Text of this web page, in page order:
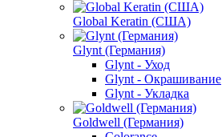
Global Keratin (США)
Glynt (Германия)
Glynt - Уход
Glynt - Окрашивание
Glynt - Укладка
Goldwell (Германия)